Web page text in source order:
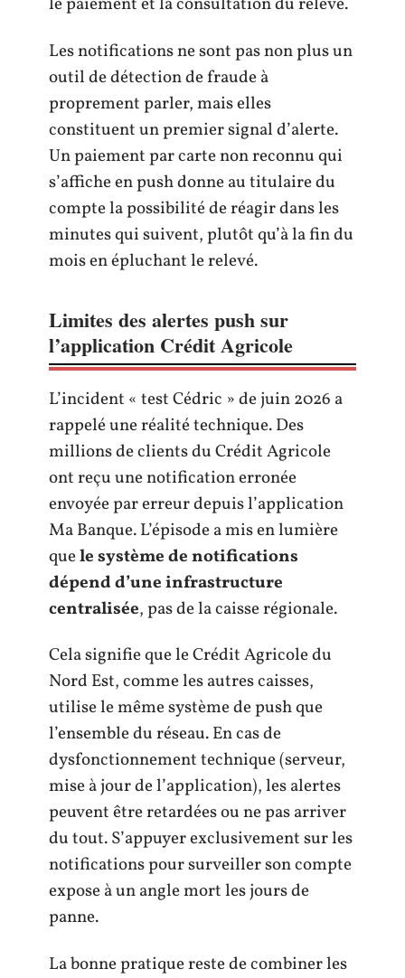
le paiement et la consultation du relevé.
Les notifications ne sont pas non plus un
outil de détection de fraude à
proprement parler, mais elles
constituent un premier signal d’alerte.
Un paiement par carte non reconnu qui
s’affiche en push donne au titulaire du
compte la possibilité de réagir dans les
minutes qui suivent, plutôt qu’à la fin du
mois en épluchant le relevé.
Limites des alertes push sur
l’application Crédit Agricole
L’incident « test Cédric » de juin 2026 a
rappelé une réalité technique. Des
millions de clients du Crédit Agricole
ont reçu une notification erronée
envoyée par erreur depuis l’application
Ma Banque. L’épisode a mis en lumière
quele système de notifications
dépend d’une infrastructure
centralisée, pas de la caisse régionale.
Cela signifie que le Crédit Agricole du
Nord Est, comme les autres caisses,
utilise le même système de push que
l’ensemble du réseau. En cas de
dysfonctionnement technique (serveur,
mise à jour de l’application), les alertes
peuvent être retardées ou ne pas arriver
du tout. S’appuyer exclusivement sur les
notifications pour surveiller son compte
expose à un angle mort les jours de
panne.
La bonne pratique reste de combiner les